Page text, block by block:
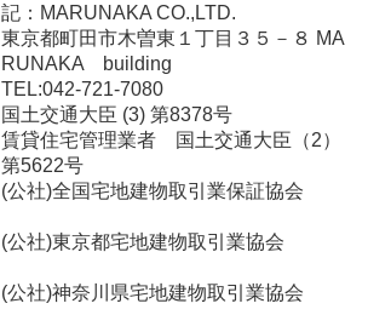
記：MARUNAKA CO.,LTD.
東京都町田市木曽東１丁目３５－８ MA
RUNAKA building
TEL:042-721-7080
国土交通大臣 (3) 第8378号
賃貸住宅管理業者 国土交通大臣（2）
第5622号
(公社)全国宅地建物取引業保証協会
(公社)東京都宅地建物取引業協会
(公社)神奈川県宅地建物取引業協会